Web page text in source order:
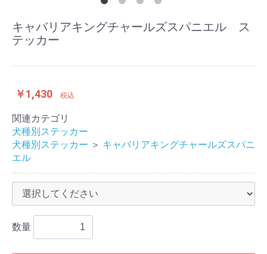
キャバリアキングチャールズスパニエル ス
テッカー
￥1,430 税込
関連カテゴリ
犬種別ステッカー
犬種別ステッカー ＞ キャバリアキングチャールズスパニ
エル
数量